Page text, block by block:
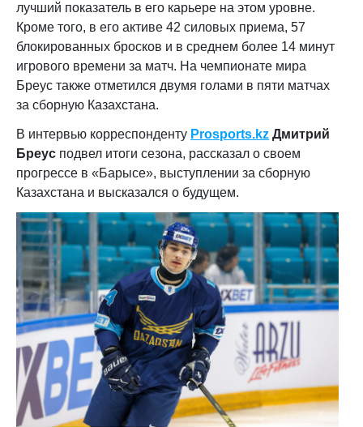
лучший показатель в его карьере на этом уровне.
Кроме того, в его активе 42 силовых приема, 57
блокированных бросков и в среднем более 14 минут
игрового времени за матч. На чемпионате мира
Бреус также отметился двумя голами в пяти матчах
за сборную Казахстана.
В интервью корреспонденту Prosports.kz Дмитрий
Бреус подвел итоги сезона, рассказал о своем
прогрессе в «Барысе», выступлении за сборную
Казахстана и высказался о будущем.